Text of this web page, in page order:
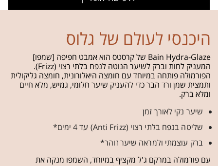
היכנסי לעולם של גלוס
Bain Hydra-Glaze של קרסטס הוא אמבט חפיפה [שמפו]
המעניק לחות וברק לשיער הנוטה לנפח בלתי רצוי (Frizz).
הפורמולה פותחה במיוחד עם חומצה היאלורונית, חומצה גליקולית
ותמצית שמן ורד הבר כדי להעניק שיער חלומי, גמיש, מלא חיים
ומלא ברק.
שיער נקי לאורך זמן
שליטה בנפח בלתי רצוי (Anti Frizz) עד 4 ימים*
ברק עוצמתי ולמראה שיער זוהר*
עם פורמולה במרקם ג'ל מקציף במיוחד, השמפו מנקה את